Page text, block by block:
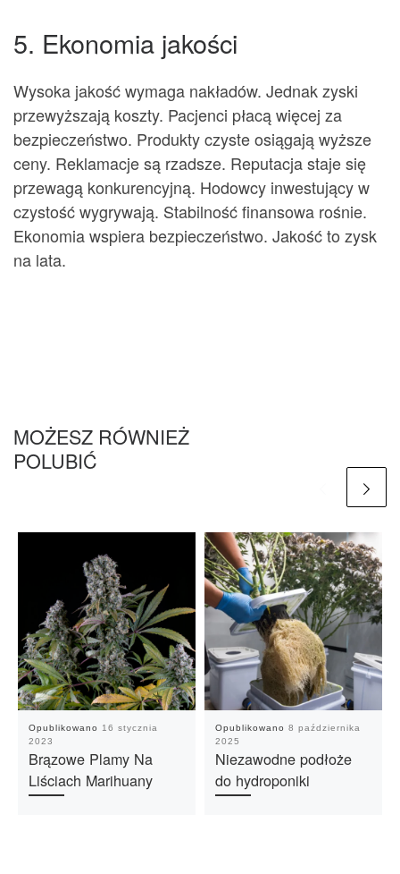
5. Ekonomia jakości
Wysoka jakość wymaga nakładów. Jednak zyski
przewyższają koszty. Pacjenci płacą więcej za
bezpieczeństwo. Produkty czyste osiągają wyższe
ceny. Reklamacje są rzadsze. Reputacja staje się
przewagą konkurencyjną. Hodowcy inwestujący w
czystość wygrywają. Stabilność finansowa rośnie.
Ekonomia wspiera bezpieczeństwo. Jakość to zysk
na lata.
MOŻESZ RÓWNIEŻ
POLUBIĆ
Opublikowano
16 stycznia
2023
Brązowe Plamy Na
Liściach Marihuany
Opublikowano 8 października
2025
Niezawodne podłoże
do hydroponiki